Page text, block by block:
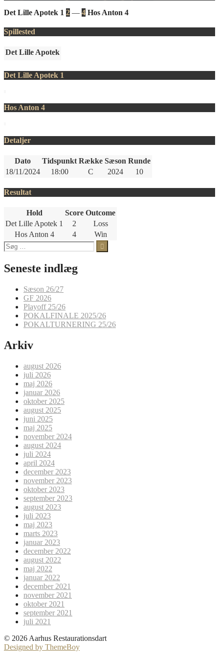
Det Lille Apotek 1 2 — 4 Hos Anton 4
Spillested
Det Lille Apotek
Det Lille Apotek 1
Hos Anton 4
Detaljer
Dato Tidspunkt Række Sæson Runde
18/11/2024
18:00 C 2024 10
Resultat
Hold Score Outcome
Det Lille Apotek 1
2
Loss
Hos Anton 4
4
Win
Søg
efter:
Seneste indlæg
Sæson 26/27
GF 2026
Playoff 25/26
POKALFINALE 2025/26
POKALTURNERING 25/26
Arkiv
august 2026
juli 2026
maj 2026
januar 2026
oktober 2025
august 2025
juni 2025
maj 2025
november 2024
august 2024
juli 2024
april 2024
december 2023
november 2023
oktober 2023
september 2023
august 2023
juli 2023
maj 2023
marts 2023
januar 2023
december 2022
august 2022
maj 2022
januar 2022
december 2021
november 2021
oktober 2021
september 2021
juli 2021
© 2026 Aarhus Restaurationsdart
Designed by ThemeBoy